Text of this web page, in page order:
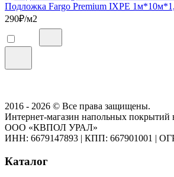
Подложка Fargo Premium IXPE
290₽/м2
2016 - 2026 © Все права защищены.
Интернет-магазин напольных покрытий
ООО «КВПОЛ УРАЛ»
ИНН: 6679147893 | КПП: 667901001 |
Каталог